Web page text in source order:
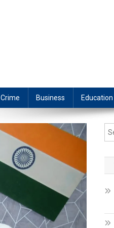
Crime Business Education